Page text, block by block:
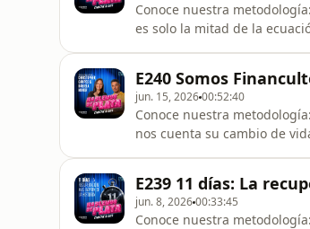
Conoce nuestra
es solo la mitad de la
https://
E240 Somos
jun. 15, 202600:52:40
Conoce nuestra
nos cuenta su cambio de
https://www.instagram.com/
E239 11 días: La
jun. 8, 202600:33:45
Conoce nuestra